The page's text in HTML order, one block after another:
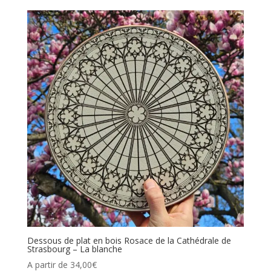
Dessous de plat en bois Rosace de la Cathédrale de
Strasbourg – La blanche
A partir de 34,00€